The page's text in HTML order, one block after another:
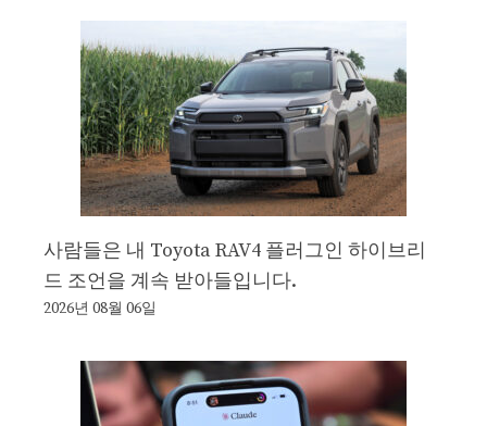
사람들은 내 Toyota RAV4 플러그인 하이브리
드 조언을 계속 받아들입니다.
2026년 08월 06일